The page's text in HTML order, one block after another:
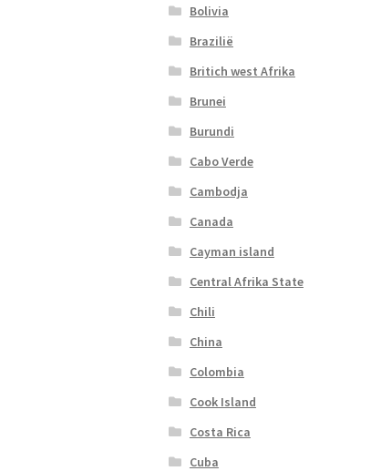
Bolivia
Brazilië
Britich west Afrika
Brunei
Burundi
Cabo Verde
Cambodja
Canada
Cayman island
Central Afrika State
Chili
China
Colombia
Cook Island
Costa Rica
Cuba